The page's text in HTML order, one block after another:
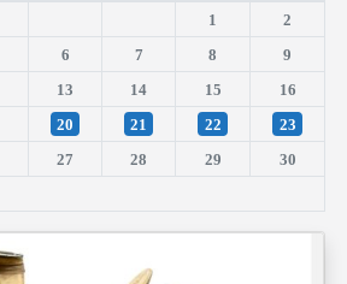
1
2
6 7 8
9
13 14 15
16
20 21 22
23
27 28 29
30